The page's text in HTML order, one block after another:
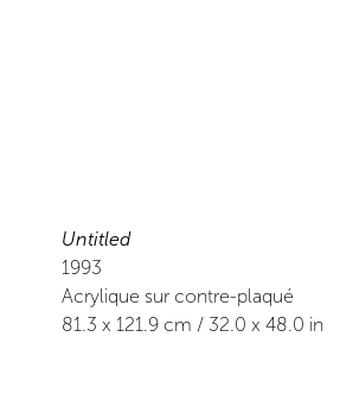
Untitled
1993
Acrylique sur contre-plaqué
81.3 x 121.9 cm / 32.0 x 48.0 in